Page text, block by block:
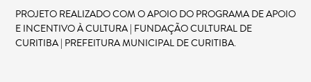
PROJETO REALIZADO COM O APOIO DO PROGRAMA DE APOIO
E INCENTIVO À CULTURA | FUNDAÇÃO CULTURAL DE
CURITIBA | PREFEITURA MUNICIPAL DE CURITIBA.